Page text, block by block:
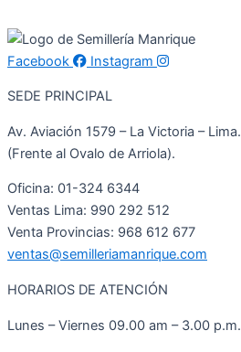
Facebook Instagram
SEDE PRINCIPAL
Av. Aviación 1579 – La Victoria – Lima.
(Frente al Ovalo de Arriola).
Oficina: 01-324 6344
Ventas Lima: 990 292 512
Venta Provincias: 968 612 677
ventas@semilleriamanrique.com
HORARIOS DE ATENCIÓN
Lunes – Viernes 09.00 am – 3.00 p.m.